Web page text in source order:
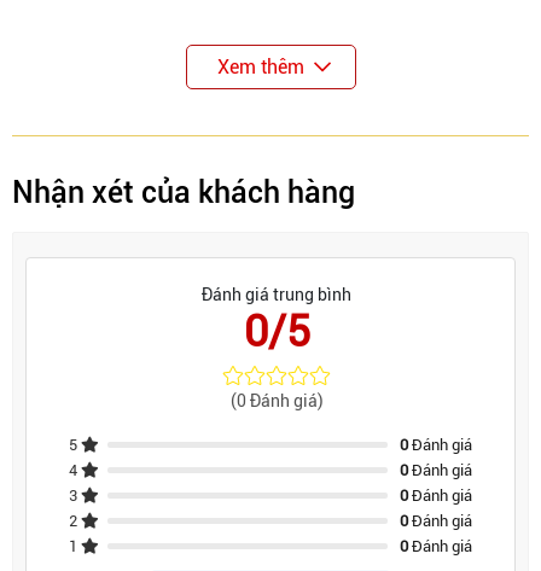
Xem thêm
Nhận xét của khách hàng
Đánh giá trung bình
0/5
(0 Đánh giá)
5 0Đánh giá
4
0Đánh giá
3
0Đánh giá
2
0Đánh giá
1
0Đánh giá